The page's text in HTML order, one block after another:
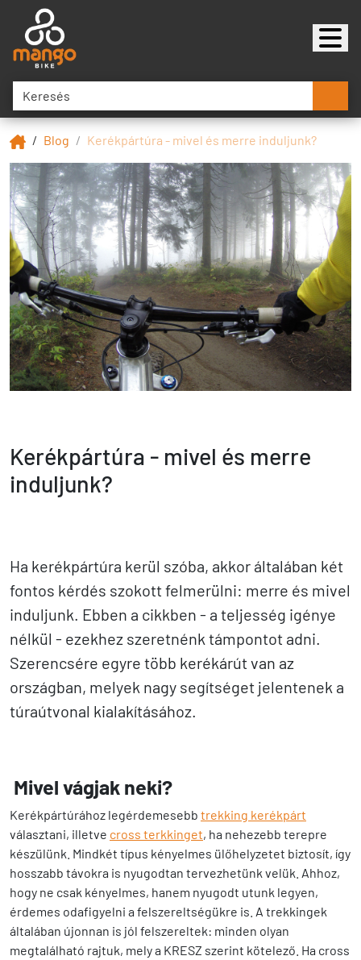
Blog Kerékpártúra - mivel és merre induljunk?
Kerékpártúra - mivel és merre
induljunk?
Ha kerékpártúra kerül szóba, akkor általában két
fontos kérdés szokott felmerülni: merre és mivel
induljunk. Ebben a cikkben - a teljesség igénye
nélkül - ezekhez szeretnénk támpontot adni.
Szerencsére egyre több kerékárút van az
országban, melyek nagy segítséget jelentenek a
túraútvonal kialakításához.
Mivel vágjak neki?
Kerékpártúrához legérdemesebb trekking kerékpárt
választani, illetve cross terkkinget, ha nehezebb terepre
készülünk. Mindkét típus kényelmes ülőhelyzetet biztosít, így
hosszabb távokra is nyugodtan tervezhetünk velük. Ahhoz,
hogy ne csak kényelmes, hanem nyugodt utunk legyen,
érdemes odafigyelni a felszereltségükre is. A trekkingek
általában újonnan is jól felszereltek: minden olyan
megtalálható rajtuk, mely a KRESZ szerint kötelező. Ha cross